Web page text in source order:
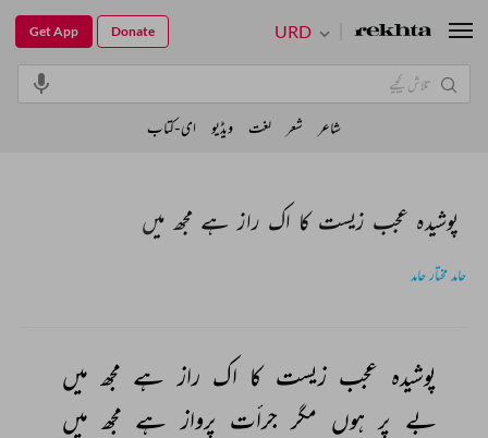
پوشیدہ عجب زیست کا اک راز ہے مجھ میں
حامد مختار حامد
پوشیدہ عجب زیست کا اک راز ہے مجھ میں
بے پر ہوں مگر جرأت پرواز ہے مجھ میں
URD
Get App Donate
شاعر شعر لغت ویڈیو ای-کتاب